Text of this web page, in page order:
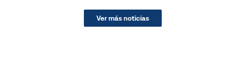
Ver más noticias